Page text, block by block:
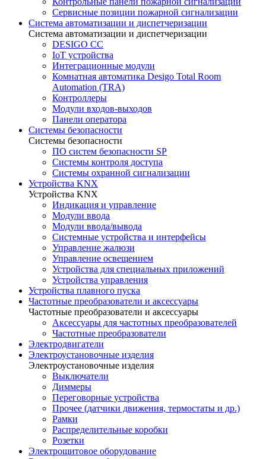
Сервисные позиции пожарной сигнализации
Система автоматизации и диспетчеризации
Система автоматизации и диспетчеризации
DESIGO CC
IoT устройства
Интеграционные модули
Комнатная автоматика Desigo Total Room
Automation (TRA)
Контроллеры
Модули входов-выходов
Панели оператора
Системы безопасности
Системы безопасности
ПО систем безопасности SP
Системы контроля доступа
Системы охранной сигнализации
Устройства KNX
Устройства KNX
Индикация и управление
Модули ввода
Модули ввода/вывода
Системные устройства и интерфейсы
Управление жалюзи
Управление освещением
Устройства для специальных приложений
Устройства управления
Устройства плавного пуска
Частотные преобразователи и аксессуары
Частотные преобразователи и аксессуары
Аксессуары для частотных преобразователей
Частотные преобразователи
Электродвигатели
Электроустановочные изделия
Электроустановочные изделия
Выключатели
Диммеры
Переговорные устройства
Прочее (датчики движения, термостаты и др.)
Рамки
Распределительные коробки
Розетки
Электрощитовое оборудование